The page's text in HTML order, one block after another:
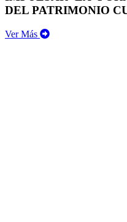
DEL PATRIMONIO
Ver Más